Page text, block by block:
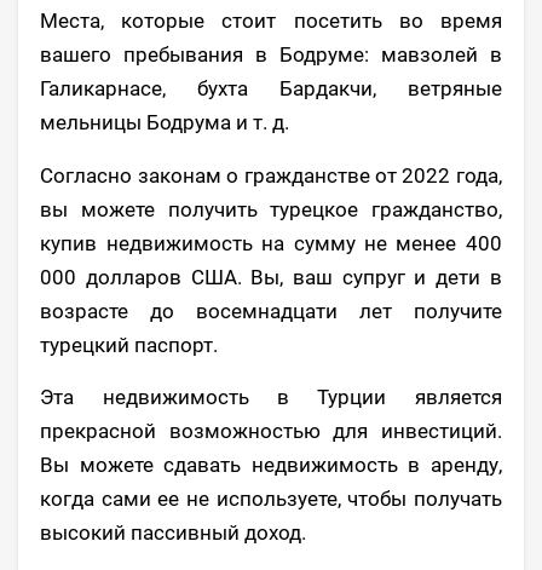
Места, которые стоит посетить во время
вашего пребывания в Бодруме: мавзолей в
Галикарнасе, бухта Бардакчи, ветряные
мельницы Бодрума и т. д.
Согласно законам о гражданстве от 2022 года,
вы можете получить турецкое гражданство,
купив недвижимость на сумму не менее 400
000 долларов США. Вы, ваш супруг и дети в
возрасте до восемнадцати лет получите
турецкий паспорт.
Эта недвижимость в Турции является
прекрасной возможностью для инвестиций.
Вы можете сдавать недвижимость в аренду,
когда сами ее не используете, чтобы получать
высокий пассивный доход.